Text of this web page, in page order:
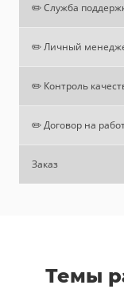
✏️ Служба
✏️ Личный
✏️ Контроль
✏️ Договор на
Заказ
Темы